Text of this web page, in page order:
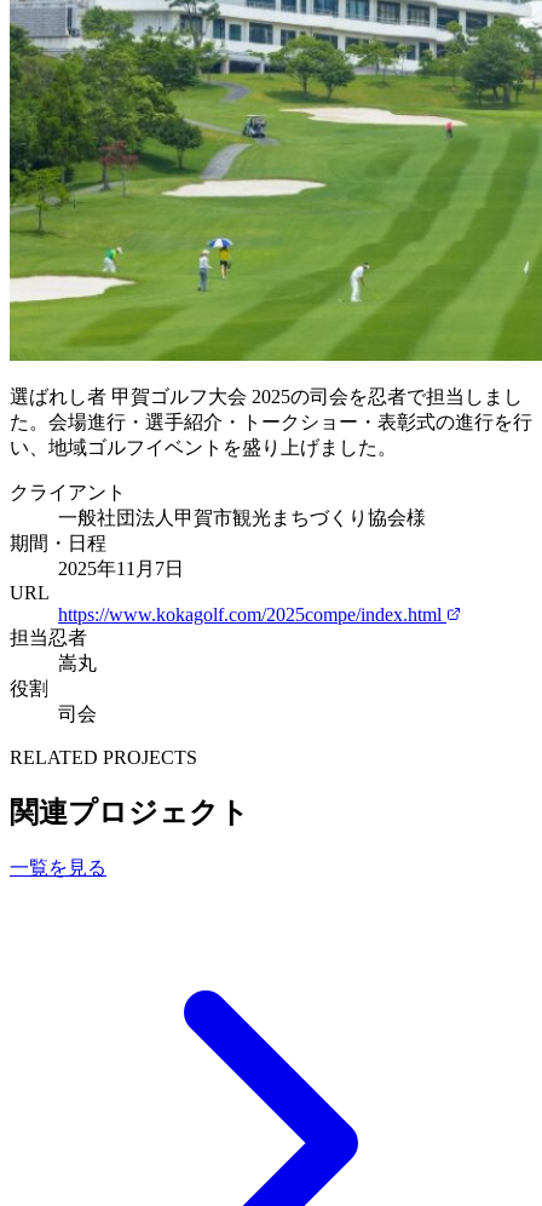
選ばれし者 甲賀ゴルフ大会 2025の司会を忍者で担当しまし
た。会場進行・選手紹介・トークショー・表彰式の進行を行
い、地域ゴルフイベントを盛り上げました。
クライアント
一般社団法人甲賀市観光まちづくり協会様
期間・日程
2025年11月7日
URL
https://www.kokagolf.com/2025compe/index.html
担当忍者
嵩丸
役割
司会
RELATED PROJECTS
関連プロジェクト
一覧を見る